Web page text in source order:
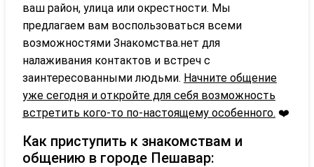
ваш район, улица или окрестности. Мы
предлагаем вам воспользоваться всеми
возможностями Знакомства.нет для
налаживания контактов и встреч с
заинтересованными людьми. Начните общение
уже сегодня и откройте для себя возможность
встретить кого-то по-настоящему особенного. ❤️
Как приступить к знакомствам и
общению в городе Пешавар: